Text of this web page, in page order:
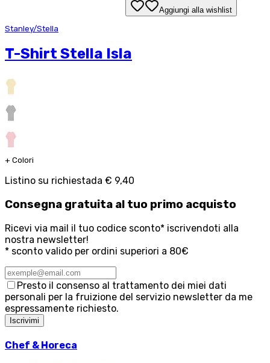
Aggiungi alla wishlist
Stanley/Stella
T-Shirt Stella Isla
+ Colori
Listino su richiestada € 9,40
Consegna gratuita al tuo primo acquisto
Ricevi via mail il tuo codice sconto* iscrivendoti alla
nostra newsletter!
* sconto valido per ordini superiori a 80€
Presto il consenso al trattamento dei miei dati
personali per la fruizione del servizio newsletter da me
espressamente richiesto.
Iscrivimi
Chef & Horeca